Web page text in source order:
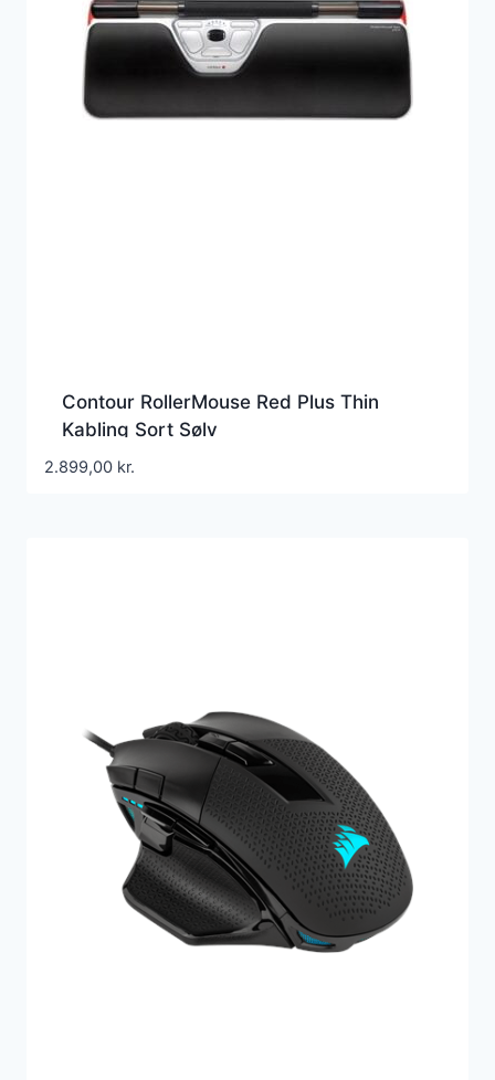
Contour RollerMouse Red Plus Thin
Kabling Sort Sølv
2.899,00 kr.